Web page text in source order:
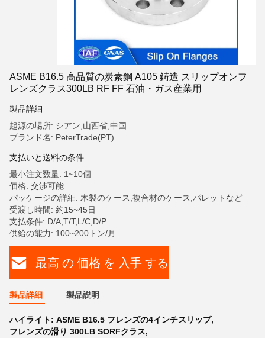
ASME B16.5 高品質の炭素鋼 A105 鋳造 スリップオンフ
レンズクラス300LB RF FF 石油・ガス産業用
製品詳細
起源の場所: シアン,山西省,中国
ブランド名: PeterTrade(PT)
支払いと送料の条件
最小注文数量: 1~10個
価格: 交渉可能
パッケージの詳細: 木製のケース,複合材のケース,パレットなど
受渡し時間: 約15~45日
支払条件: D/A,T/T,L/C,D/P
供給の能力: 100~200トン/月
最高 の 価格 を 入手 する
製品詳細 製品説明
ハイライト: ASME B16.5 フレンズの4インチスリップ,
フレンズの滑り 300LB SORFクラス,